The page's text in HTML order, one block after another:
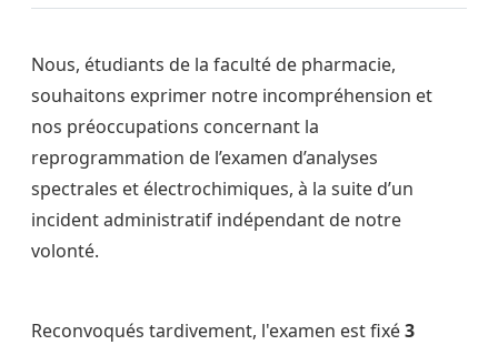
Nous, étudiants de la faculté de pharmacie,
souhaitons exprimer notre incompréhension et
nos préoccupations concernant la
reprogrammation de l’examen d’analyses
spectrales et électrochimiques, à la suite d’un
incident administratif indépendant de notre
volonté.
Reconvoqués tardivement, l'examen est fixé3